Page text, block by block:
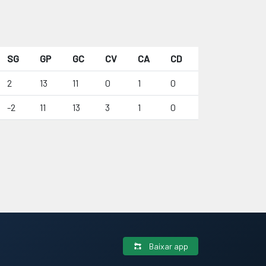
SG GP GC CV CA CD
2 13 11 0 1 0
-2 11 13 3 1 0
Baixar app